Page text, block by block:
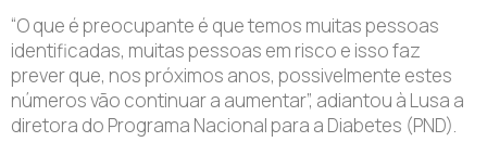
“O que é preocupante é que temos muitas pessoas
identificadas, muitas pessoas em risco e isso faz
prever que, nos próximos anos, possivelmente estes
números vão continuar a aumentar”, adiantou à Lusa a
diretora do Programa Nacional para a Diabetes (PND).